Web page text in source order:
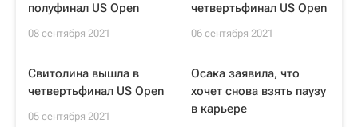
полуфинал US Open
08 сентября 2021
четвертьфинал US Open
06 сентября 2021
Свитолина вышла в
четвертьфинал US Open
05 сентября 2021
Осака заявила, что
хочет снова взять паузу
в карьере